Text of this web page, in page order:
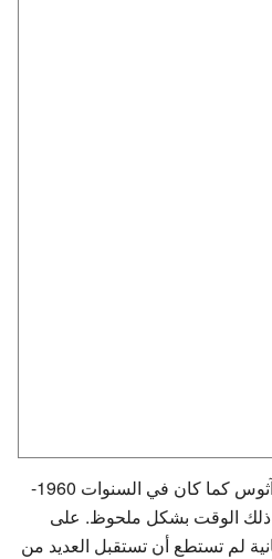
يصف النص التالي وضع جبل آثوس كما كان في السنوات 1960-
ذلك الوقت بشكل ملحوظ. على
لم تستطع أن تستقبل العديد من